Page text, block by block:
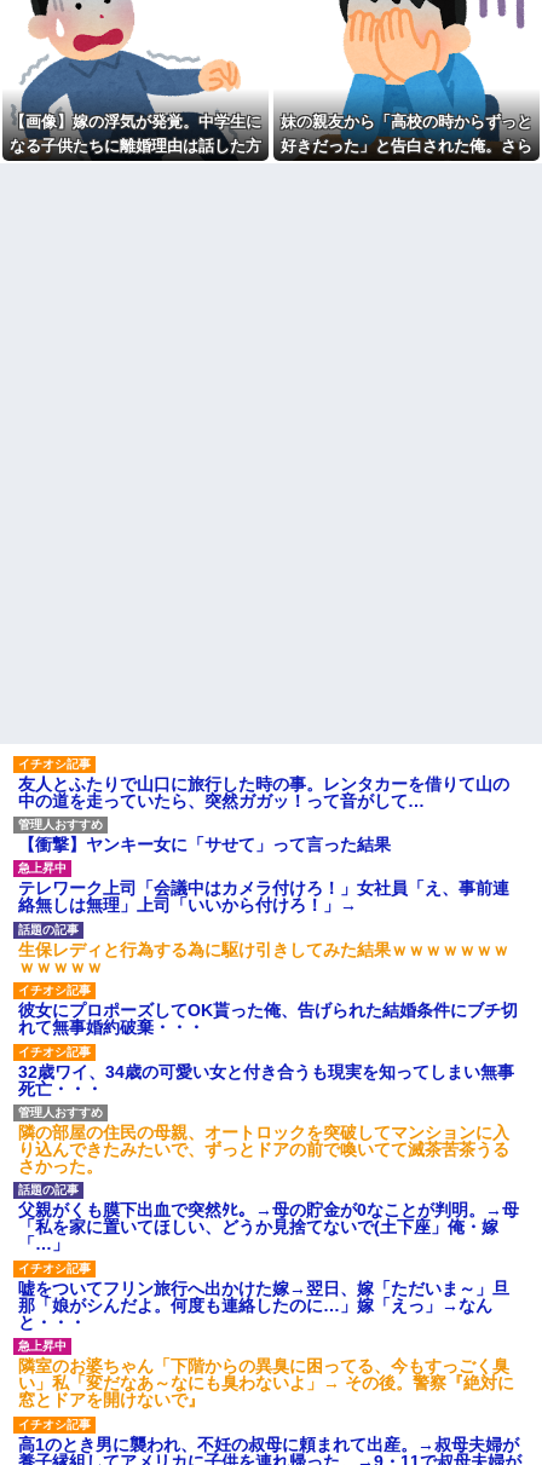
よね？」旦那「それは無理」→
断った途端に大騒ぎになり…
兄が首吊った。理由はイジ
メ…俺の両親離婚で母は自サツ
し家庭崩壊→首謀者を探しだし
た俺は会社と妻子を特定→結
果、実刑受けた。子に復讐され
るだろ...
【驚愕】 新幹線じゃなく『帰
の？ｗｗ」「逆に超安い」
私「ちょっと、人の家の金庫
触らないでよ！」キチママ『そ
こに金庫があったから、開けて
みようとしただけ☆』義兄「泥
は出てけ！二度と来るな！」結
果・・・
私「初めて飲む味だけどなん
のお茶？」彼「ちっ！」私「」
【GIF】JSのカンチョーワロ
タ
後続車にクラクションを鳴ら
され彼氏が逆切れ。「何クラク
ション鳴らしてんだ！降りてこ
いよ！」と怒鳴りだし...
【衝撃】報酬100万円超の治験
募集がこちらｗｗｗｗｗ(※画像
あり)
【ネット騒然】惨殺されたタ
ワマン頂き女子のこの動画、す
げえええええｗｗｗｗｗｗｗｗ
ｗｗｗ
【愕然】白のクラウン俺氏、
高速道路左車線を制限速度で走
った結果wwwwwwwwwwww
百年の恋12-899 食べた量を
張り合ってくる
【悲報】佐藤輝明・・・２軍
でも盛大にやらかす←あまり悲
しませないでくれ
指していた俺は自己紹介カード
の自画像に自分だけそこにオリ
ジナルの氏神を描いた
③【相談】相談者「嫁から連
れ子の息子への愛が足りないか
ら離婚を考えてると言われた」
住民「嫁の高望みかな？」相談
者「嫁にここ見せたら顔真っ赤
にして怒ってました」住民「え
っ」
絶句
ていて…
【画像】嫁の浮気が発覚。中学生に
なる子供たちに離婚理由は話した方
妹の親友から「高校の時からずっと
好きだった」と告白された俺。さら
友人とふたりで山口に旅行した時の事。レンタカーを借りて山の
中の道を走っていたら、突然ガガッ！って音がして…
【衝撃】ヤンキー女に「サせて」って言った結果
テレワーク上司「会議中はカメラ付けろ！」女社員「え、事前連
絡無しは無理」上司「いいから付けろ！」→
生保レディと行為する為に駆け引きしてみた結果ｗｗｗｗｗｗｗ
ｗｗｗｗｗ
彼女にプロポーズしてOK貰った俺、告げられた結婚条件にブチ切
れて無事婚約破棄・・・
32歳ワイ、34歳の可愛い女と付き合うも現実を知ってしまい無事
死亡・・・
隣の部屋の住民の母親、オートロックを突破してマンションに入
り込んできたみたいで、ずっとドアの前で喚いてて滅茶苦茶うる
さかった。
父親がくも膜下出血で突然ﾀﾋ。→母の貯金が0なことが判明。→母
「私を家に置いてほしい、どうか見捨てないで(土下座」俺・嫁
「…」
嘘をついてフリン旅行へ出かけた嫁→翌日、嫁「ただいま～」旦
那「娘がシんだよ。何度も連絡したのに…」嫁「えっ」→なん
と・・・
隣室のお婆ちゃん「下階からの異臭に困ってる、今もすっごく臭
い」私「変だなあ～なにも臭わないよ」→ その後。警察『絶対に
窓とドアを開けないで』
高1のとき男に襲われ、不妊の叔母に頼まれて出産。→叔母夫婦が
養子縁組してアメリカに子供を連れ帰った。→9・11で叔母夫婦が